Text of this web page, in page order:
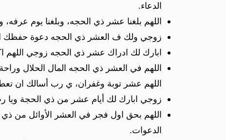
الدعاء.
اللهم بلغنا عشر ذي الحجه، وبلغنا يوم
زوجي ولك ف العشر ذي الحجه دعوة حفظك
ابارك لك ادراك عشر ذي الحجه زوجي اللهم
اللهم في العشر ذي الحجه المال الحلال وراحة
اللهم عشر توبة وغفران، ي رب أسالك ان
زوجي ابارك لك أيام عشر من ذي الحجة
اللهم بحق اول فجر في العشر الأوائل من
الدعوات.